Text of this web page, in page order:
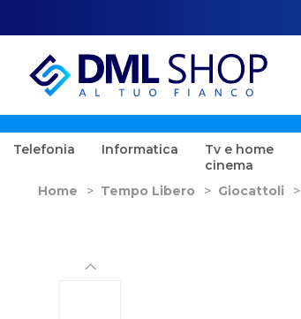
Telefonia Informatica
Tv e home
cinema
Home > Tempo Libero > Giocattoli >